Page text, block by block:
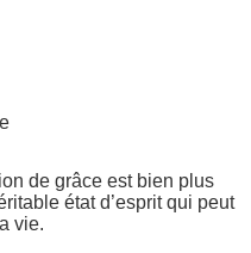
de grâce est bien plus
état d’esprit qui peut
vie.